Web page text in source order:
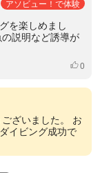
アソビュー！で体験
を楽しめまし
説明など誘導が
いいね
0
ざいました。 お
イビング成功で